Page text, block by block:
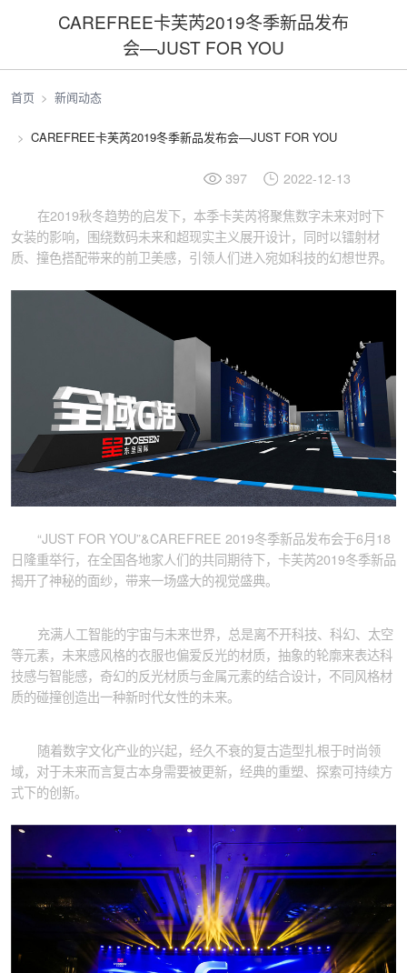
CAREFREE卡芙芮2019冬季新品发布
会—JUST FOR YOU
首页 新闻动态
CAREFREE卡芙芮2019冬季新品发布会—JUST FOR YOU
397 2022-12-13
在2019秋冬趋势的启发下，本季卡芙芮将聚焦数字未来对时下
女装的影响，围绕数码未来和超现实主义展开设计，同时以镭射材
质、撞色搭配带来的前卫美感，引领人们进入宛如科技的幻想世界。
“JUST FOR YOU”&CAREFREE 2019冬季新品发布会于6月18
日隆重举行，在全国各地家人们的共同期待下，卡芙芮2019冬季新品
揭开了神秘的面纱，带来一场盛大的视觉盛典。
充满人工智能的宇宙与未来世界，总是离不开科技、科幻、太空
等元素，未来感风格的衣服也偏爱反光的材质，抽象的轮廓来表达科
技感与智能感，奇幻的反光材质与金属元素的结合设计，不同风格材
质的碰撞创造出一种新时代女性的未来。
随着数字文化产业的兴起，经久不衰的复古造型扎根于时尚领
域，对于未来而言复古本身需要被更新，经典的重塑、探索可持续方
式下的创新。